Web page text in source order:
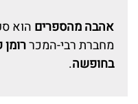
אהבה מהספרים הוא
מחברת רבי-המכררומן
בחופשה.